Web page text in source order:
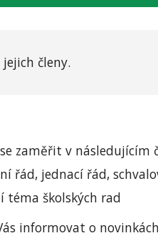
jejich členy.
zaměřit v
řád, jednací řád,
školských rad
informovat o